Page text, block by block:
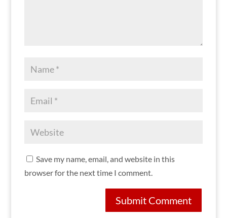
Save my name, email, and website in this
browser for the next time I comment.
Submit Comment